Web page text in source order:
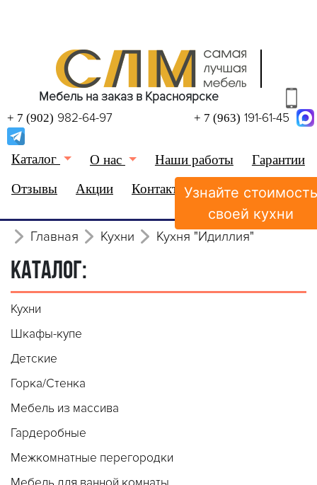
Узнайте стоимость
своей кухни
Мебель на заказ в Красноярске
+ 7 (902) 982-64-97 + 7 (963) 191-61-45
Каталог О нас Наши работы
Гарантии
Отзывы
Акции Контакты Избранное (0)
Главная Кухни Кухня "Идиллия"
КАТАЛОГ:
Кухни
Шкафы-купе
Детские
Горка/Стенка
Мебель из массива
Гардеробные
Межкомнатные перегородки